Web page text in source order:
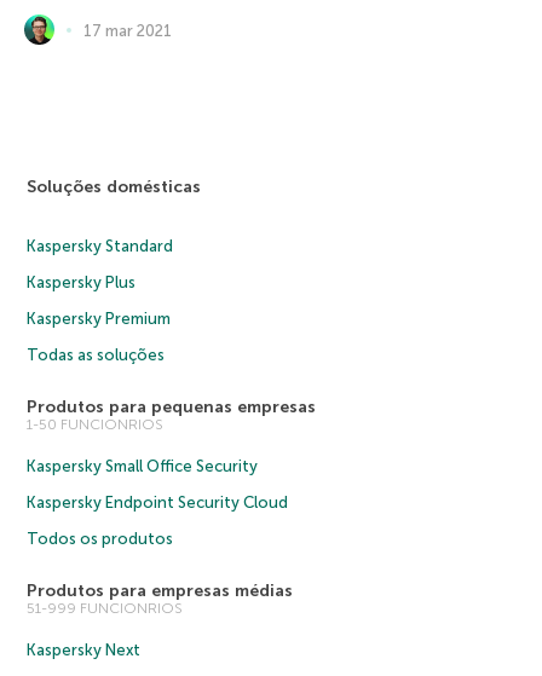
17 mar 2021
Soluções domésticas
Kaspersky Standard
Kaspersky Plus
Kaspersky Premium
Todas as soluções
Produtos para pequenas empresas
1-50 FUNCIONRIOS
Kaspersky Small Office Security
Kaspersky Endpoint Security Cloud
Todos os produtos
Produtos para empresas médias
51-999 FUNCIONRIOS
Kaspersky Next